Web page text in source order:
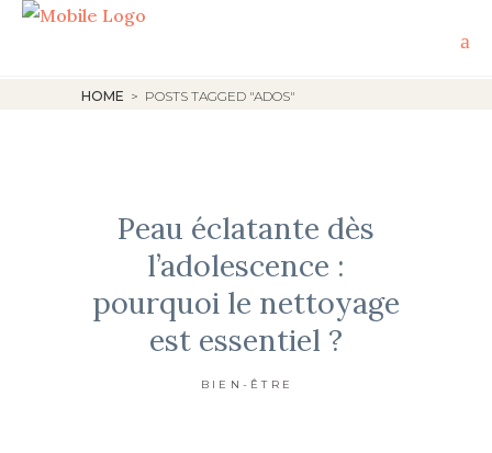
HOME > POSTS TAGGED "ADOS"
Peau éclatante dès
l’adolescence :
pourquoi le nettoyage
est essentiel ?
BIEN-ÊTRE